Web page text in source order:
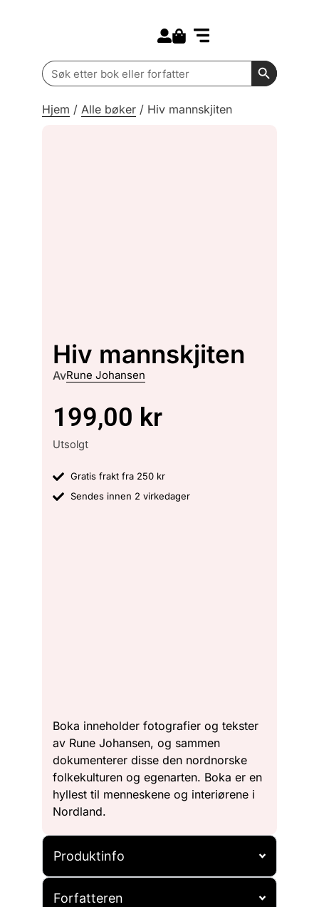
Search
for:
Search
Hjem / Alle bøker / Hiv mannskjiten
Hiv mannskjiten
AvRune Johansen
199,00 kr
Utsolgt
Gratis frakt fra 250 kr
Sendes innen 2 virkedager
Boka inneholder fotografier og tekster
av Rune Johansen, og sammen
dokumenterer disse den nordnorske
folkekulturen og egenarten. Boka er en
hyllest til menneskene og interiørene i
Nordland.
Produktinfo
Forfatteren